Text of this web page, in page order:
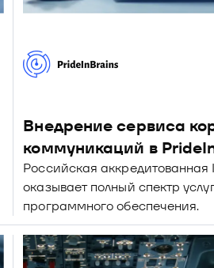
Внедрение сервиса
коммуникаций в
Российская
оказывает полный спектр
программного обеспечения.